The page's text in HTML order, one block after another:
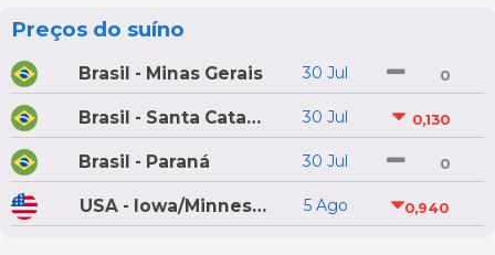
Preços do suíno
Brasil - Minas Gerais 30 Jul 0
Brasil - Santa Catarina 30 Jul 0,130
Brasil - Paraná 30 Jul 0
USA - Iowa/Minnesota 5 Ago 0,940